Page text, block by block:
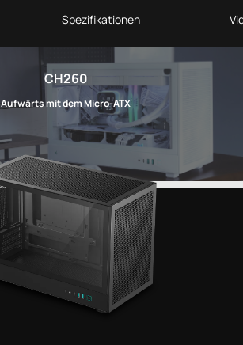
Spezifikationen
CH260
Aufwärts mit dem Micro-ATX